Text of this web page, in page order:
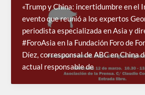
«Trump y China: incertidumbre en el
evento que reunió a los expertos
periodista especializada en Asia y
#ForoAsia en la Fundación Foro de
Díez, corresponsal de ABC en China
actual responsable de